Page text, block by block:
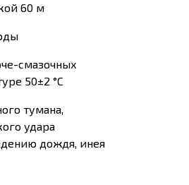
60 м
смазочных
50±2 °С
тумана,
удара
дождя, инея